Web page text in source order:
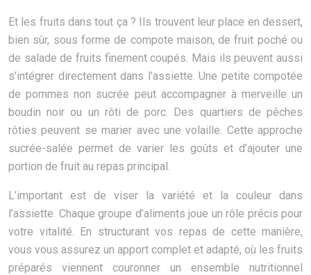
Et les fruits dans tout ça ? Ils trouvent leur place en dessert,
bien sûr, sous forme de compote maison, de fruit poché ou
de salade de fruits finement coupés. Mais ils peuvent aussi
s’intégrer directement dans l’assiette. Une petite compotée
de pommes non sucrée peut accompagner à merveille un
boudin noir ou un rôti de porc. Des quartiers de pêches
rôties peuvent se marier avec une volaille. Cette approche
sucrée-salée permet de varier les goûts et d’ajouter une
portion de fruit au repas principal.
L’important est de viser la variété et la couleur dans
l’assiette. Chaque groupe d’aliments joue un rôle précis pour
votre vitalité. En structurant vos repas de cette manière,
vous vous assurez un apport complet et adapté, où les fruits
préparés viennent couronner un ensemble nutritionnel